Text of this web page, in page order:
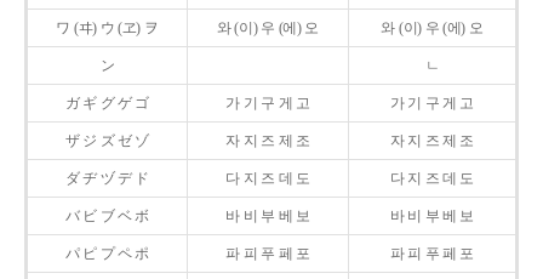
ワ (ヰ) ウ (ヱ) ヲ 와 (이) 우 (에) 오 와 (이) 우 (에) 오
ン ㄴ
ガ ギ グ ゲ ゴ 가 기 구 게 고 가 기 구 게 고
ザ ジ ズ ゼ ゾ 자 지 즈 제 조 자 지 즈 제 조
ダ ヂ ヅ デ ド 다 지 즈 데 도 다 지 즈 데 도
バ ビ ブ ベ ボ 바 비 부 베 보 바 비 부 베 보
パ ピ プ ペ ポ 파 피 푸 페 포 파 피 푸 페 포